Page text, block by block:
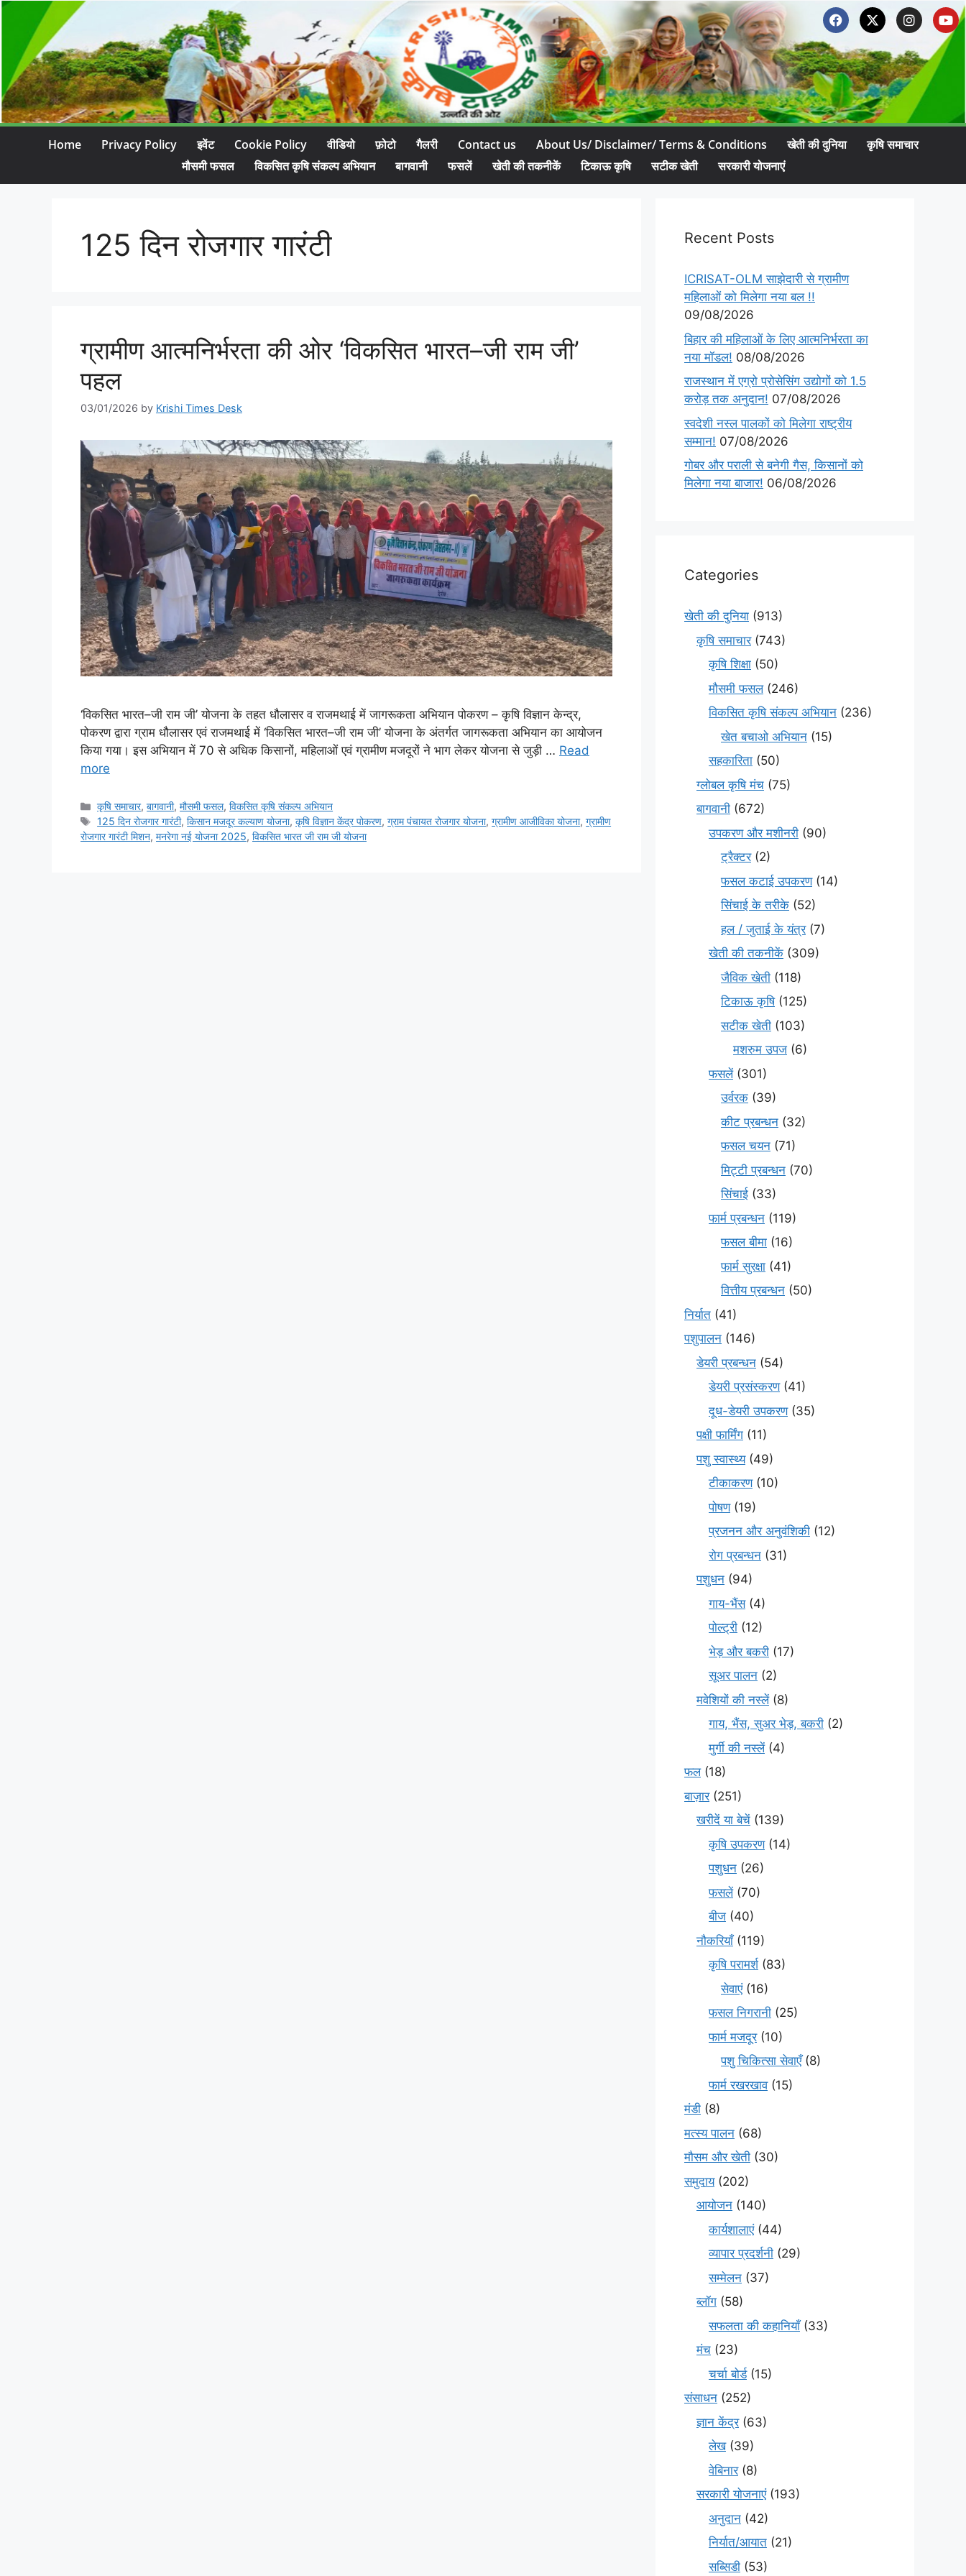
Home Privacy Policy इवेंट Cookie Policy वीडियो फ़ोटो गैलरी Contact us About Us/ Disclaimer/ Terms & Conditions खेती की दुनिया
कृषि समाचार
मौसमी फसल
विकसित कृषि संकल्प अभियान बागवानी फसलें खेती की तकनीकें टिकाऊ कृषि सटीक खेती सरकारी योजनाएं
125 दिन रोजगार गारंटी
ग्रामीण आत्मनिर्भरता की ओर ‘विकसित भारत–जी राम जी’
पहल
03/01/2026 by Krishi Times Desk
‘विकसित भारत–जी राम जी’ योजना के तहत धौलासर व राजमथाई में जागरूकता अभियान पोकरण – कृषि विज्ञान केन्द्र,
पोकरण द्वारा ग्राम धौलासर एवं राजमथाई में ‘विकसित भारत–जी राम जी’ योजना के अंतर्गत जागरूकता अभियान का आयोजन
किया गया। इस अभियान में 70 से अधिक किसानों, महिलाओं एवं ग्रामीण मजदूरों ने भाग लेकर योजना से जुड़ी … Read
more
कृषि समाचार,बागवानी,मौसमी फसल,विकसित कृषि संकल्प अभियान
125 दिन रोजगार गारंटी,किसान मजदूर कल्याण योजना,कृषि विज्ञान केंद्र पोकरण,ग्राम पंचायत रोजगार योजना,ग्रामीण आजीविका योजना,ग्रामीण
रोजगार गारंटी मिशन, मनरेगा नई योजना 2025, विकसित भारत जी राम जी योजना
Recent Posts
ICRISAT-OLM साझेदारी से ग्रामीण
महिलाओं को मिलेगा नया बल !!
09/08/2026
बिहार की महिलाओं के लिए आत्मनिर्भरता का
नया मॉडल! 08/08/2026
राजस्थान में एग्रो प्रोसेसिंग उद्योगों को 1.5
करोड़ तक अनुदान! 07/08/2026
स्वदेशी नस्ल पालकों को मिलेगा राष्ट्रीय
सम्मान! 07/08/2026
गोबर और पराली से बनेगी गैस, किसानों को
मिलेगा नया बाजार! 06/08/2026
Categories
खेती की दुनिया (913)
कृषि समाचार(743)
कृषि शिक्षा (50)
मौसमी फसल(246)
विकसित कृषि संकल्प अभियान (236)
खेत बचाओ अभियान (15)
सहकारिता (50)
ग्लोबल कृषि मंच (75)
बागवानी (672)
उपकरण और मशीनरी (90)
ट्रैक्टर(2)
फसल कटाई उपकरण(14)
सिंचाई के तरीके (52)
हल / जुताई के यंत्र(7)
खेती की तकनीकें (309)
जैविक खेती (118)
टिकाऊ कृषि(125)
सटीक खेती (103)
मशरुम उपज (6)
फसलें(301)
उर्वरक (39)
कीट प्रबन्धन (32)
फसल चयन (71)
मि‌ट्टी प्रबन्धन (70)
सिंचाई (33)
फार्म प्रबन्धन (119)
फसल बीमा (16)
फार्म सुरक्षा (41)
वित्तीय प्रबन्धन (50)
निर्यात (41)
पशुपालन (146)
डेयरी प्रबन्धन (54)
डेयरी प्रसंस्करण(41)
दूध-डेयरी उपकरण(35)
पक्षी फार्मिंग (11)
पशु स्वास्थ्य(49)
टीकाकरण(10)
पोषण(19)
प्रजनन और अनुवंशिकी (12)
रोग प्रबन्धन (31)
पशुधन (94)
गाय-भैंस(4)
पोल्ट्री (12)
भेड़ और बकरी (17)
सूअर पालन (2)
मवेशियों की नस्लें(8)
गाय, भैंस, सुअर भेड़, बकरी (2)
मुर्गी की नस्लें(4)
फल(18)
बाज़ार(251)
खरीदें या बेचें (139)
कृषि उपकरण(14)
पशुधन (26)
फसलें(70)
बीज (40)
नौकरियाँ(119)
कृषि परामर्श(83)
सेवाएं(16)
फसल निगरानी (25)
फार्म मजदूर(10)
पशु चिकित्सा सेवाएँ(8)
फार्म रखरखाव(15)
मंडी (8)
मत्स्य पालन (68)
मौसम और खेती (30)
समुदाय(202)
आयोजन (140)
कार्यशालाएं(44)
व्यापार प्रदर्शनी (29)
सम्मेलन (37)
ब्लॉग (58)
सफलता की कहानियाँ(33)
मंच (23)
चर्चा बोर्ड(15)
संसाधन (252)
ज्ञान केंद्र(63)
लेख(39)
वेबिनार(8)
सरकारी योजनाएं(193)
अनुदान (42)
निर्यात/आयात (21)
सब्सिडी (53)